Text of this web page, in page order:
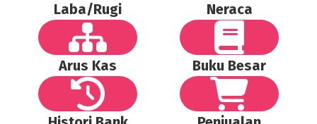
Laba/Rugi Neraca
Arus Kas Buku Besar